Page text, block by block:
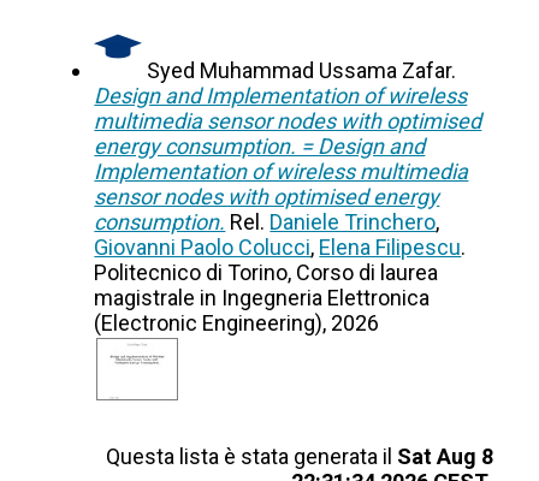
Syed Muhammad Ussama Zafar.
Design and Implementation of wireless
multimedia sensor nodes with optimised
energy consumption. = Design and
Implementation of wireless multimedia
sensor nodes with optimised energy
consumption. Rel. Daniele Trinchero,
Giovanni Paolo Colucci, Elena Filipescu.
Politecnico di Torino, Corso di laurea
magistrale in Ingegneria Elettronica
(Electronic Engineering), 2026
Questa lista è stata generata il Sat Aug 8